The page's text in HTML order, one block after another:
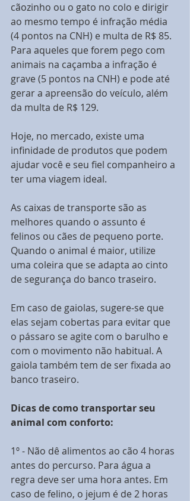
cãozinho ou o gato no colo e dirigir
ao mesmo tempo é infração média
(4 pontos na CNH) e multa de R$ 85.
Para aqueles que forem pego com
animais na caçamba a infração é
grave (5 pontos na CNH) e pode até
gerar a apreensão do veículo, além
da multa de R$ 129.
Hoje, no mercado, existe uma
infinidade de produtos que podem
ajudar você e seu fiel companheiro a
ter uma viagem ideal.
As caixas de transporte são as
melhores quando o assunto é
felinos ou cães de pequeno porte.
Quando o animal é maior, utilize
uma coleira que se adapta ao cinto
de segurança do banco traseiro.
Em caso de gaiolas, sugere-se que
elas sejam cobertas para evitar que
o pássaro se agite com o barulho e
com o movimento não habitual. A
gaiola também tem de ser fixada ao
banco traseiro.
Dicas de como transportar seu
animal com conforto:
1º - Não dê alimentos ao cão 4 horas
antes do percurso. Para água a
regra deve ser uma hora antes. Em
caso de felino, o jejum é de 2 horas